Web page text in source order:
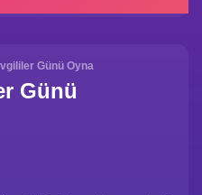
Günü Oyna
Günü